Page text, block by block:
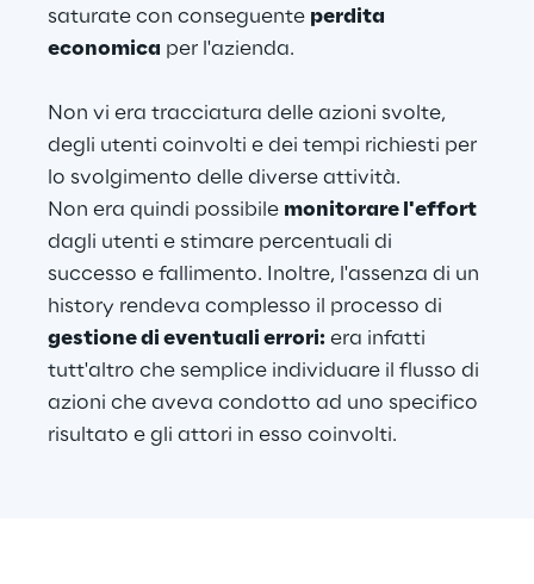
saturate con conseguente perdita
economica per l'azienda.
Non vi era tracciatura delle azioni svolte,
degli utenti coinvolti e dei tempi richiesti per
lo svolgimento delle diverse attività.
Non era quindi possibile monitorare l'effort
dagli utenti e stimare percentuali di
successo e fallimento. Inoltre, l'assenza di un
history rendeva complesso il processo di
gestione di eventuali errori: era infatti
tutt'altro che semplice individuare il flusso di
azioni che aveva condotto ad uno specifico
risultato e gli attori in esso coinvolti.